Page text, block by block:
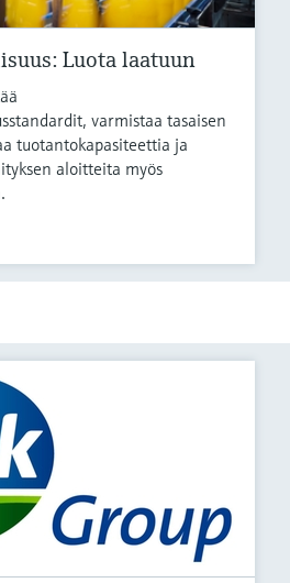
Luota laatuun
varmistaa tasaisen
tuotantokapasiteettia ja
aloitteita myös